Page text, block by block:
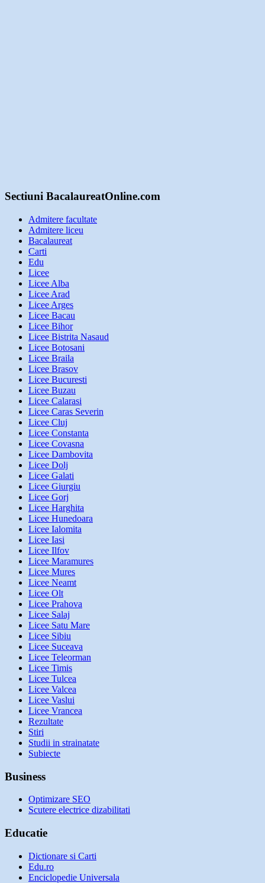
Sectiuni BacalaureatOnline.com
Admitere facultate
Admitere liceu
Bacalaureat
Carti
Edu
Licee
Licee Alba
Licee Arad
Licee Arges
Licee Bacau
Licee Bihor
Licee Bistrita Nasaud
Licee Botosani
Licee Braila
Licee Brasov
Licee Bucuresti
Licee Buzau
Licee Calarasi
Licee Caras Severin
Licee Cluj
Licee Constanta
Licee Covasna
Licee Dambovita
Licee Dolj
Licee Galati
Licee Giurgiu
Licee Gorj
Licee Harghita
Licee Hunedoara
Licee Ialomita
Licee Iasi
Licee Ilfov
Licee Maramures
Licee Mures
Licee Neamt
Licee Olt
Licee Prahova
Licee Salaj
Licee Satu Mare
Licee Sibiu
Licee Suceava
Licee Teleorman
Licee Timis
Licee Tulcea
Licee Valcea
Licee Vaslui
Licee Vrancea
Rezultate
Stiri
Studii in strainatate
Subiecte
Business
Optimizare SEO
Scutere electrice dizabilitati
Educatie
Dictionare si Carti
Edu.ro
Enciclopedie Universala